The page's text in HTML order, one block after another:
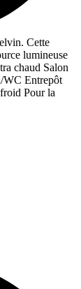
Cette
lumineuse
chaud Salon
WC Entrepôt
Pour la